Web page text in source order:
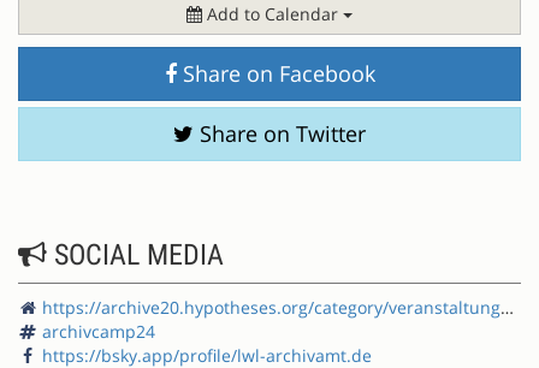
Add to Calendar
Share on Facebook
Share on Twitter
SOCIAL MEDIA
https://archive20.hypotheses.org/category/veranstaltungen/konferenzen-archivcamp
archivcamp24
https://bsky.app/profile/lwl-archivamt.de